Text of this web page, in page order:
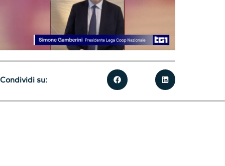
Condividi su: